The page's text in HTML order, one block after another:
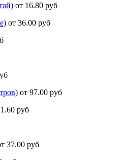
от 16.80 руб
от 36.00 руб
от 97.00 руб
руб
37.00 руб